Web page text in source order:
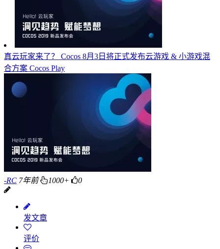
真云玩家来了？ Cocos 8月3日将正式发布云游戏 & 小游戏混
合方案 Cocos Play
-RC 7年前 1000+ 0
发文章
评价